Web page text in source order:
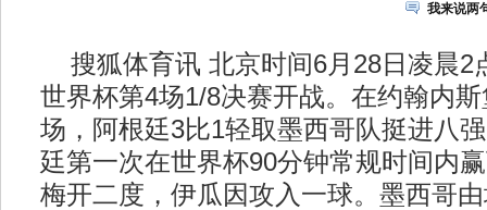
我来说两
搜狐体育讯 北京时间6月28日凌晨2
世界杯第4场1/8决赛开战。在约翰内
场，阿根廷3比1轻取墨西哥队挺进八
廷第一次在世界杯90分钟常规时间内
梅开二度，伊瓜因攻入一球。墨西哥